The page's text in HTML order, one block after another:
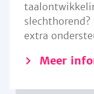
slechthorend?
extra
Meer